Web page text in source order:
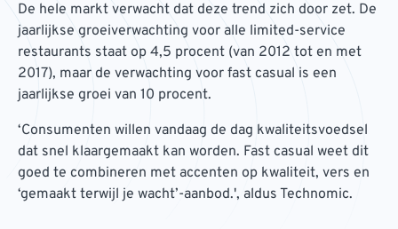
De hele markt verwacht dat deze trend zich door zet. De
jaarlijkse groeiverwachting voor alle limited-service
restaurants staat op 4,5 procent (van 2012 tot en met
2017), maar de verwachting voor fast casual is een
jaarlijkse groei van 10 procent.
‘Consumenten willen vandaag de dag kwaliteitsvoedsel
dat snel klaargemaakt kan worden. Fast casual weet dit
goed te combineren met accenten op kwaliteit, vers en
‘gemaakt terwijl je wacht’-aanbod.', aldus Technomic.